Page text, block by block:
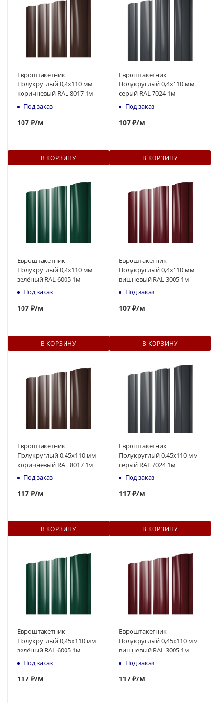
Евроштакетник
Полукруглый 0,4x110 мм
коричневый RAL 8017 1м
Под заказ
107 ₽/м
В КОРЗИНУ
Евроштакетник
Полукруглый 0,4x110 мм
серый RAL 7024 1м
Под заказ
107 ₽/м
В КОРЗИНУ
Евроштакетник
Полукруглый 0,4x110 мм
зелёный RAL 6005 1м
Под заказ
107 ₽/м
В КОРЗИНУ
Евроштакетник
Полукруглый 0,4x110 мм
вишневый RAL 3005 1м
Под заказ
107 ₽/м
В КОРЗИНУ
Евроштакетник
Полукруглый 0,45x110 мм
коричневый RAL 8017 1м
Под заказ
117 ₽/м
В КОРЗИНУ
Евроштакетник
Полукруглый 0,45x110 мм
серый RAL 7024 1м
Под заказ
117 ₽/м
В КОРЗИНУ
Евроштакетник
Полукруглый 0,45x110 мм
зелёный RAL 6005 1м
Под заказ
117 ₽/м
Евроштакетник
Полукруглый 0,45x110 мм
вишневый RAL 3005 1м
Под заказ
117 ₽/м